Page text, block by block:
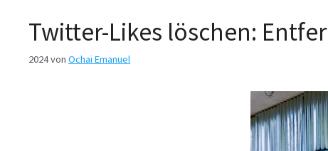
Twitter-Likes löschen:
2024von Ochai Emanuel